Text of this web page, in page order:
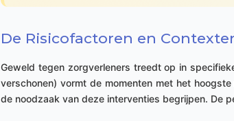
De Risicofactoren en
Geweld tegen zorgverleners treedt op in
verschonen) vormt de momenten met het
de noodzaak van deze interventies begrijpen. De